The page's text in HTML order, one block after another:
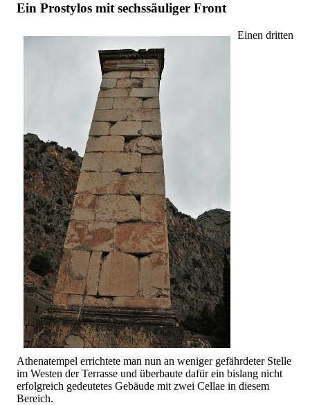
Ein Prostylos mit sechssäuliger Front
Einen dritten
Athenatempel errichtete man nun an weniger gefährdeter Stelle
im Westen der Terrasse und überbaute dafür ein bislang nicht
erfolgreich gedeutetes Gebäude mit zwei Cellae in diesem
Bereich.